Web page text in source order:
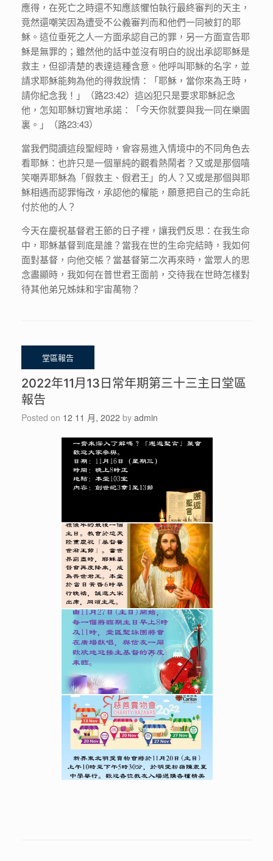
應得，在死亡之時還不知應該懼怕執行最終審判的天主，
竟然還嘲笑因為遭受不公義審判而和他們一同被釘的耶
穌。這位垂死之人一方面承認自己的罪，另一方面宣告耶
穌是無罪的；雖然他的話中並沒有明白的說出承認耶穌是
救主，但卻清楚的表達這種含意。他呼叫耶穌的名字，並
請求耶穌能夠為他的得救說情：「耶穌，當你來為王時，
請你紀念我！」（路23:42）這凶犯只是要求耶穌記念
他，怎知耶穌切實地承諾：「今天你就要與我一同在樂園
裏。」（路23:43）
當我們閱讀這段聖經時，會容易進入情境中的不同角色去
看耶穌：也許只是一個單純的觀看熱鬧者？又或是那個嘻
笑嘲弄耶穌為「假救主、假君王」的人？又或是那個與耶
穌相遇而認罪悔改，承認他的權能，願意把自己的生命託
付於他的人？
今天在慶祝基督君王節的日子裡，讓我們反思：在我生命
中，耶穌基督到底是誰？當我在世的生命完結時，我如何
面對基督，向他交帳？當基督第二次再來時，當眾人的思
念盡顯時，我如何在普世君王面前，交待我在世時怎樣對
待其他弟兄姊妹和宇宙萬物？
2022年11月13日常年期第三十三主日堂區
報告
Posted on 12 11 月, 2022 by admin